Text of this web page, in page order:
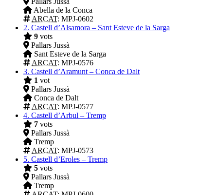
Abella de la Conca
ARCAT: MPJ-0602
2. Castell d’Alsamora – Sant Esteve de la Sarga
9 vots
Pallars Jussà
Sant Esteve de la Sarga
ARCAT: MPJ-0576
3. Castell d’Aramunt – Conca de Dalt
1 vot
Pallars Jussà
Conca de Dalt
ARCAT: MPJ-0577
4. Castell d’Arbul – Tremp
7 vots
Pallars Jussà
Tremp
ARCAT: MPJ-0573
5. Castell d’Eroles – Tremp
5 vots
Pallars Jussà
Tremp